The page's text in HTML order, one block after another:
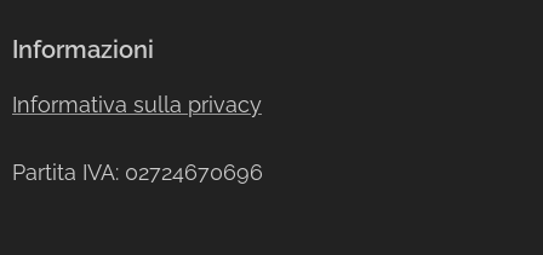
Informazioni
Informativa sulla privacy
Partita IVA: 02724670696